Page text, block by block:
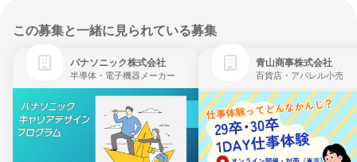
この募集と一緒に見られている募集
パナソニック株式会社
半導体・電子機器メーカー
青山商事株式会社
百貨店・アパレル小売